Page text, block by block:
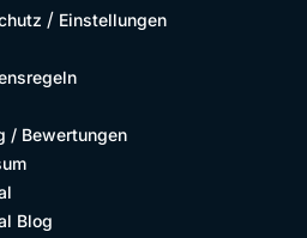
/ Einstellungen
/ Bewertungen
Blog